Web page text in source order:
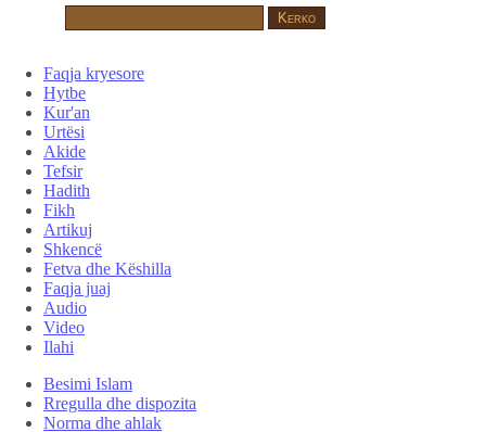
Faqja kryesore
Hytbe
Kur'an
Urtësi
Akide
Tefsir
Hadith
Fikh
Artikuj
Shkencë
Fetva dhe Këshilla
Faqja juaj
Audio
Video
Ilahi
Besimi Islam
Rregulla dhe dispozita
Norma dhe ahlak